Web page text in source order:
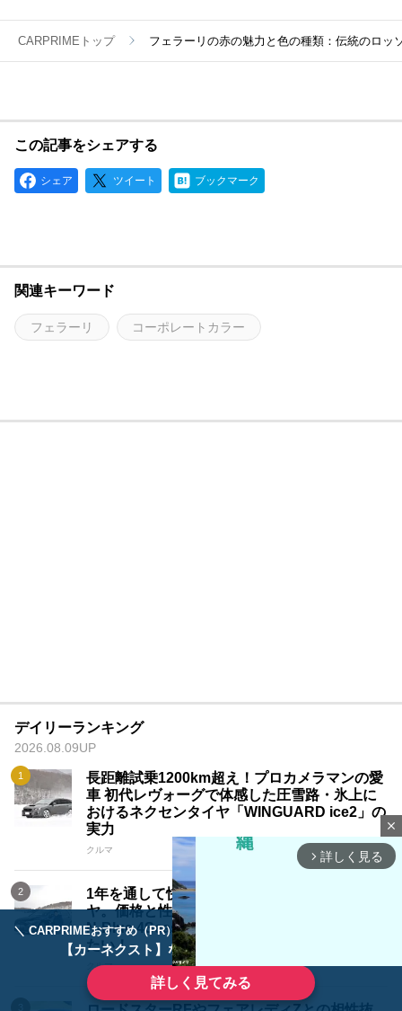
＼ CARPRIMEおすすめ（PR） ／ディーラーで手放すのはもったいない！
【カーネクスト】ならどんなクルマも高価買取
詳しく見てみる
CARPRIMEトップ フェラーリの赤の魅力と色の種類：伝統のロッ
この記事をシェアする
シェア ツイート ブックマーク
関連キーワード
フェラーリ コーポレートカラー
デイリーランキング
2026.08.09UP
長距離試乗1200km超え！プロカメラマンの愛
車 初代レヴォーグで体感した圧雪路・氷上に
おけるネクセンタイヤ「WINGUARD ice2」の
実力
クルマ
1年を通して快適に走れるオールシーズンタイ
ヤ。価格と性能のバランスが優れた、ネクセン
N-Blue 4Season2で快適なドライブを楽しみ
たい！
クルマ
close
arrow_forward_ios 詳しく見る